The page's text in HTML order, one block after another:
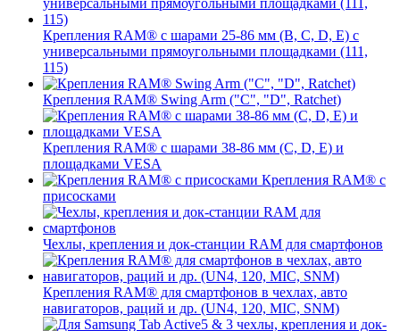
Крепления RAM® с шарами 25-86 мм (B, C, D, E) с
универсальными прямоугольными площадками (111,
115)
Крепления RAM® Swing Arm ("C", "D", Ratchet)
Крепления RAM® с шарами 38-86 мм (C, D, E) и
площадками VESA
Крепления RAM® с
присосками
Чехлы, крепления и док-станции RAM для смартфонов
Крепления RAM® для смартфонов в чехлах, авто
навигаторов, раций и др. (UN4, 120, MIC, SNM)